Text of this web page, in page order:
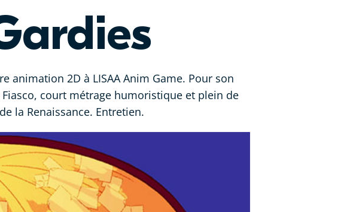
animation 2D à LISAA Anim Game. Pour son
court métrage humoristique et plein de
la Renaissance. Entretien.